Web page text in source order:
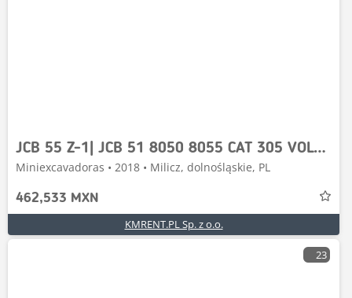
JCB 55 Z-1| JCB 51 8050 8055 CAT 305 VOLVO ECR 48
Miniexcavadoras • 2018 • Milicz, dolnośląskie, PL
462,533 MXN
KMRENT.PL Sp. z o.o.
23